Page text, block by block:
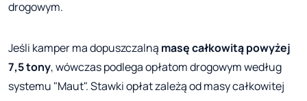
drogowym.
Jeśli kamper ma dopuszczalną masę całkowitą powyżej
7,5 tony, wówczas podlega opłatom drogowym według
systemu "Maut". Stawki opłat zależą od masy całkowitej